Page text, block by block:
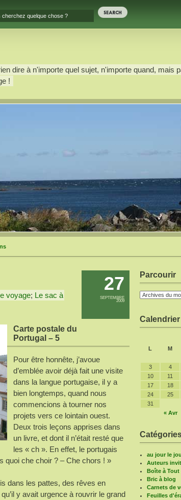
dire à n'importe quel sujet, n'importe quand, mais
!
27
SEPTEMBRE
2009
voyage; Le sac à
Carte postale du
Portugal – 5
Pour être honnête, j’avoue
d’emblée avoir déjà fait une visite
dans la langue portugaise, il y a
bien longtemps, quand nous
commencions à tourner nos
projets vers ce lointain ouest.
Deux trois leçons apprises dans
un livre, et dont il n’était resté que
les « ch ». En effet, le portugais
quoi che choir ? – Che chors ! »
dans les pattes, des rêves en
y avait urgence à rouvrir le grand
Parcourir
Calendrier
L
M
« Avr
3
4
10
11
17
18
24
25
31
au jour le
Auteurs
Boîte à Tout
Bric à blog
Carnets de
Feuilles